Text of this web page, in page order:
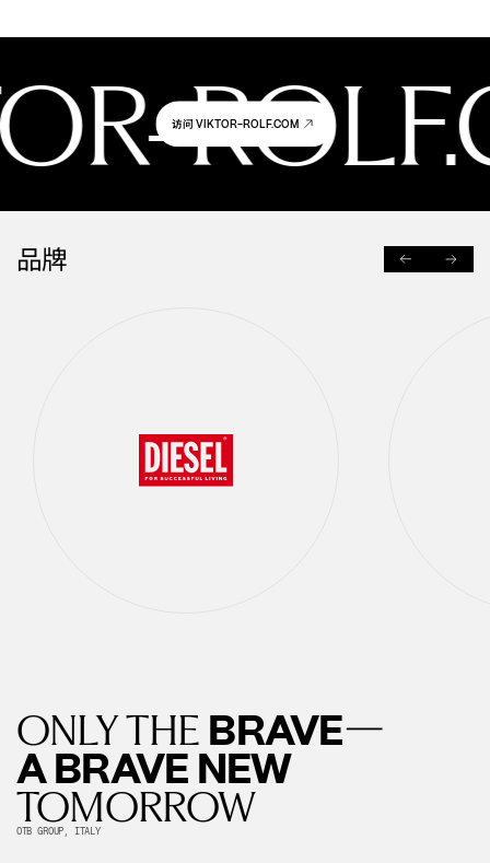
访问 VIKTOR-ROLF.COM
品牌 PREVIOUSNEXT
ONLY THE BRAVE—
A BRAVE NEW
TOMORROW
OTB GROUP, ITALY